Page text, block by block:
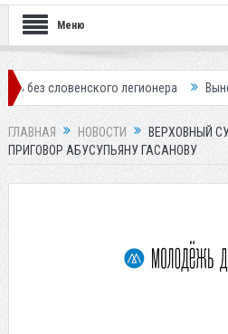
Меню
легионера Вынесен
ГЛАВНАЯ НОВОСТИ
ВЕРХОВНЫЙ
ПРИГОВОР АБУСУПЬЯНУ ГАСАНОВУ